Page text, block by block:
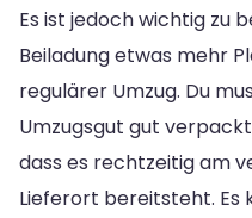
Es ist jedoch wichtig zu
Beiladung etwas mehr
regulärer Umzug. Du
Umzugsgut gut
dass es rechtzeitig am
Lieferort bereitsteht. Es